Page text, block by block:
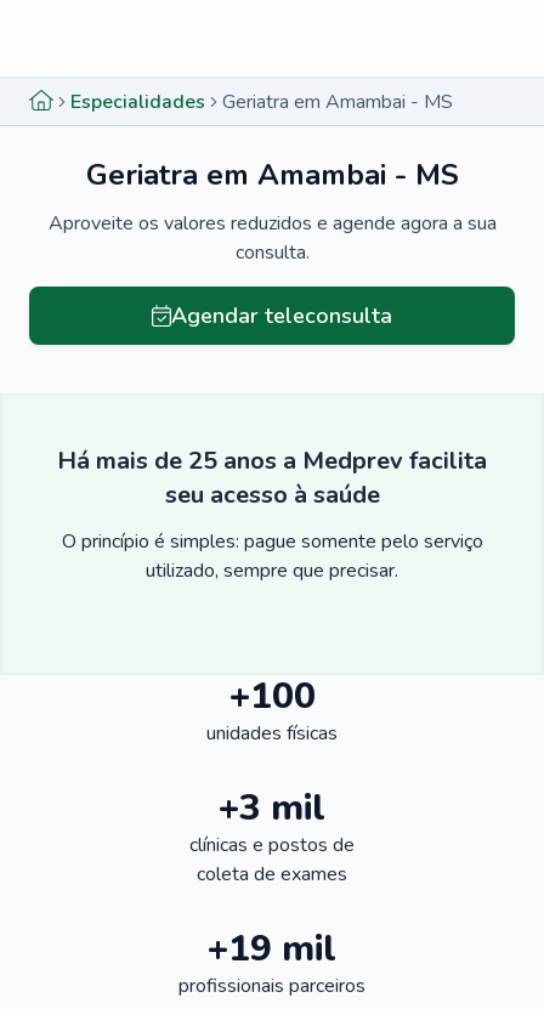
Especialidades Geriatra em Amambai - MS
Geriatra em Amambai - MS
Aproveite os valores reduzidos e agende agora a sua
consulta.
Agendar teleconsulta
Há mais de 25 anos a Medprev facilita
seu acesso à saúde
O princípio é simples: pague somente pelo serviço
utilizado, sempre que precisar.
+100
unidades físicas
+3 mil
clínicas e postos de
coleta de exames
+19 mil
profissionais parceiros